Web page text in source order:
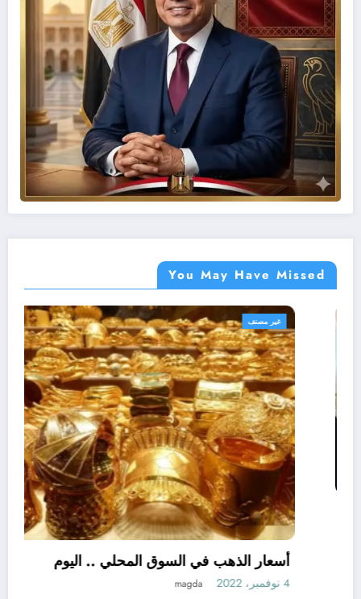
You May Have Missed
غير مصنف مصر
اللواء هشام آمنة : تمويل 394 مشروعاً صغيراً
ومتناهى الصغر بجملة استثمارات 6 ملايين جنيه
نبض مصر الحره